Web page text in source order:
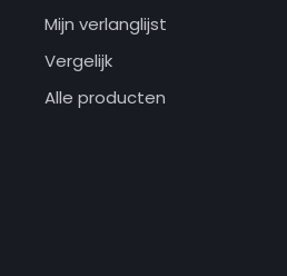
Mijn verlanglijst
Vergelijk
Alle producten